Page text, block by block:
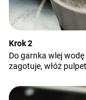
Krok 2
Do garnka wlej
zagotuje, włóż